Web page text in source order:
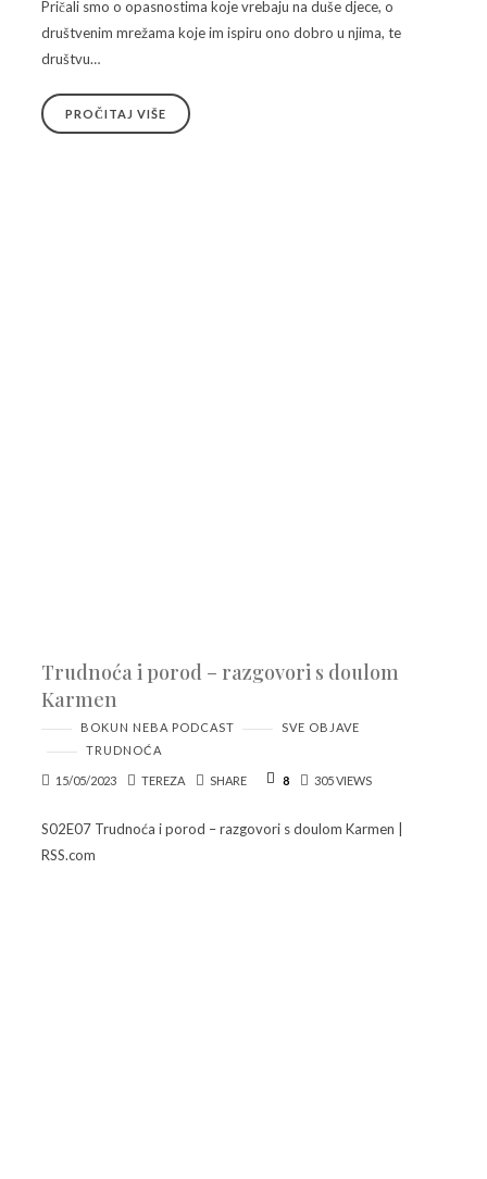
Pričali smo o opasnostima koje vrebaju na duše djece, o
društvenim mrežama koje im ispiru ono dobro u njima, te
društvu…
PROČITAJ VIŠE
Trudnoća i porod – razgovori s doulom
Karmen
BOKUN NEBA PODCAST
SVE OBJAVE
TRUDNOĆA
15/05/2023 TEREZA SHARE 8 305 VIEWS
S02E07 Trudnoća i porod – razgovori s doulom Karmen |
RSS.com